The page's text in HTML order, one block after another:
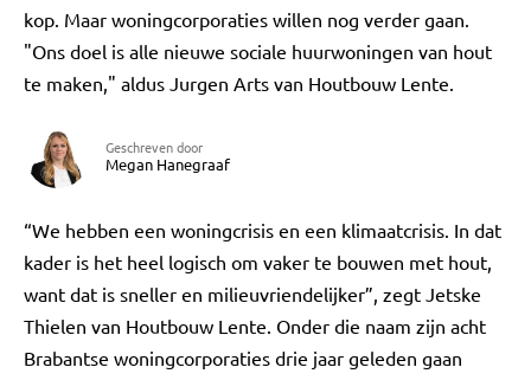
kop. Maar woningcorporaties willen nog verder gaan.
"Ons doel is alle nieuwe sociale huurwoningen van hout
te maken," aldus Jurgen Arts van Houtbouw Lente.
Geschreven door
Megan Hanegraaf
“We hebben een woningcrisis en een klimaatcrisis. In dat
kader is het heel logisch om vaker te bouwen met hout,
want dat is sneller en milieuvriendelijker”, zegt Jetske
Thielen van Houtbouw Lente. Onder die naam zijn acht
Brabantse woningcorporaties drie jaar geleden gaan